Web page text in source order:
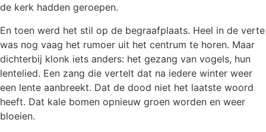
de kerk hadden geroepen.
En toen werd het stil op de begraafplaats. Heel in de verte
was nog vaag het rumoer uit het centrum te horen. Maar
dichterbij klonk iets anders: het gezang van vogels, hun
lentelied. Een zang die vertelt dat na iedere winter weer
een lente aanbreekt. Dat de dood niet het laatste woord
heeft. Dat kale bomen opnieuw groen worden en weer
bloeien.